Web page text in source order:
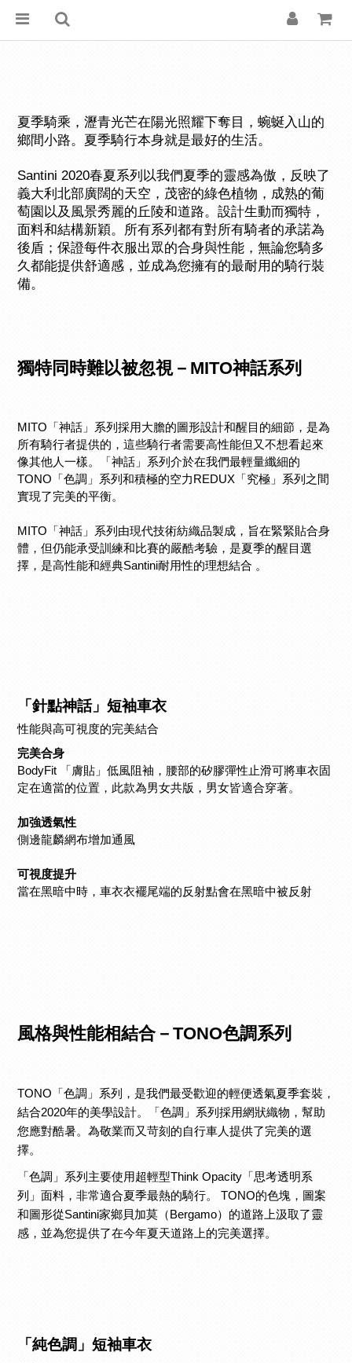
夏季騎乘，瀝青光芒在陽光照耀下奪目，蜿蜒入山的
鄉間小路。夏季騎行本身就是最好的生活。
Santini 2020春夏系列以我們夏季的靈感為傲，反映了
義大利北部廣闊的天空，茂密的綠色植物，成熟的葡
萄園以及風景秀麗的丘陵和道路。設計生動而獨特，
面料和結構新穎。所有系列都有對所有騎者的承諾為
後盾；保證每件衣服出眾的合身與性能，無論您騎多
久都能提供舒適感，並成為您擁有的最耐用的騎行裝
備。
獨特同時難以被忽視－MITO神話系列
MITO「神話」系列採用大膽的圖形設計和醒目的細節，是為
所有騎行者提供的，這些騎行者需要高性能但又不想看起來
像其他人一樣。「神話」系列介於在我們最輕量纖細的
TONO「色調」系列和積極的空力REDUX「究極」系列之間
實現了完美的平衡。
MITO「神話」系列由現代技術紡織品製成，旨在緊緊貼合身
體，但仍能承受訓練和比賽的嚴酷考驗，是夏季的醒目選
擇，是高性能和經典Santini耐用性的理想結合 。
「針點神話」短袖車衣
性能與高可視度的完美結合
完美合身
BodyFit 「膚貼」低風阻袖，腰部的矽膠彈性止滑可將車衣固
定在適當的位置， 此款為男女共版，男女皆適合穿著。
加強透氣性
側邊龍麟網布增加通風
可視度提升
當在黑暗中時，車衣衣襬尾端的反射點會在黑暗中被反射
風格與性能相結合－TONO色調系列
TONO「色調」系列，是我們最受歡迎的輕便透氣夏季套裝，
結合2020年的美學設計。「色調」系列採用網狀織物，幫助
您應對酷暑。為敬業而又苛刻的自行車人提供了完美的選
擇。
「色調」系列主要使用超輕型Think Opacity「思考透明系
列」面料，非常適合夏季最熱的騎行。 TONO的色塊，圖案
和圖形從Santini家鄉貝加莫（Bergamo）的道路上汲取了靈
感，並為您提供了在今年夏天道路上的完美選擇。
「純色調」短袖車衣